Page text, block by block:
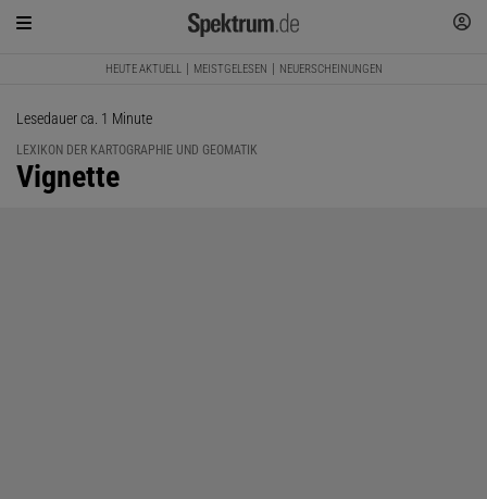
HEUTE AKTUELL MEISTGELESEN NEUERSCHEINUNGEN
Lesedauer ca. 1 Minute
LEXIKON DER KARTOGRAPHIE UND GEOMATIK
:
Vignette